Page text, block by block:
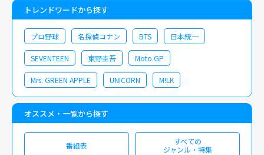
トレンドワードから探す
プロ野球 名探偵コナン BTS 日本統一
SEVENTEEN 東野圭吾 Moto GP
Mrs. GREEN APPLE UNICORN M!LK
オススメ・一覧から探す
番組表
すべての
ジャンル・特集